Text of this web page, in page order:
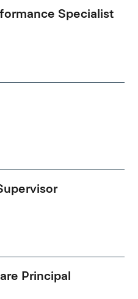
Specialist
Principal